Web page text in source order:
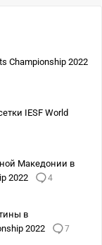
Championship 2022
IESF World
Македонии в
2022
4
в
2022
7